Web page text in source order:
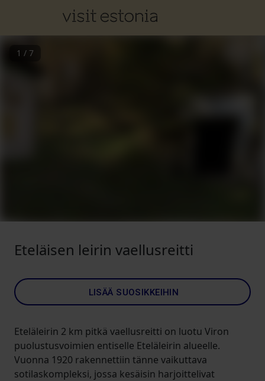
1 / 7
Eteläisen leirin vaellusreitti
LISÄÄ SUOSIKKEIHIN
Eteläleirin 2 km pitkä vaellusreitti on luotu Viron
puolustusvoimien entiselle Eteläleirin alueelle.
Vuonna 1920 rakennettiin tänne vaikuttava
sotilaskompleksi, jossa kesäisin harjoittelivat